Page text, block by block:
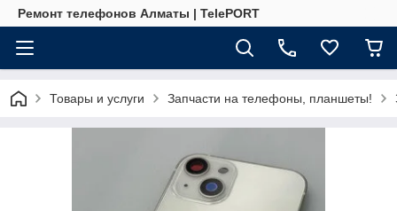
Ремонт телефонов Алматы | TelePORT
Товары и услуги Запчасти на телефоны, планшеты!